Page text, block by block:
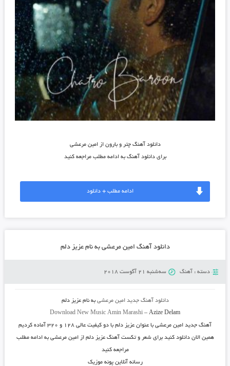
دانلود آهنگ چتر و بارون از امین مرعشی
برای دانلود آهنگ به ادامه مطلب مراجعه کنید
ادامه مطلب + دانلود
دانلود آهنگ امین مرعشی به نام عزیز دلم
دسته : آهنگ سه‌شنبه 21 آگوست 2018
دانلود آهنگ جدید امین مرعشی به نامعزیز دلم
Download New Music Amin Marashi –Azize Delam
آهنگ جدید امین مرعشیبا عنوان عزیز دلمبا دو کیفیت عالی ۱۲۸ و ۳۲۰ آماده کردیم
همین الان دانلود کنید برای شعر و تکست آهنگ عزیز دلم از امین مرعشی به ادامه مطلب
مراجعه کنید
رسانه آنلاین پونه موزیک